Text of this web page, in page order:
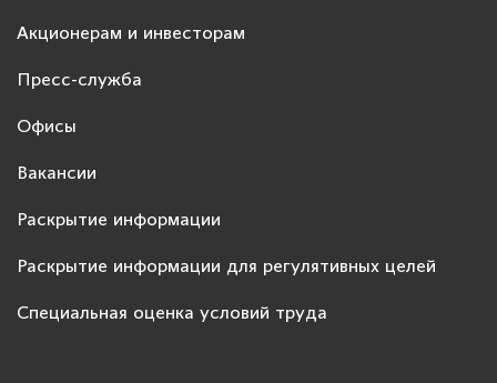
Акционерам и инвесторам
Пресс-служба
Офисы
Вакансии
Раскрытие информации
Раскрытие информации для регулятивных целей
Специальная оценка условий труда